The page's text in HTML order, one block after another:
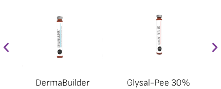
DermaBuilder Glysal-Pee 30%